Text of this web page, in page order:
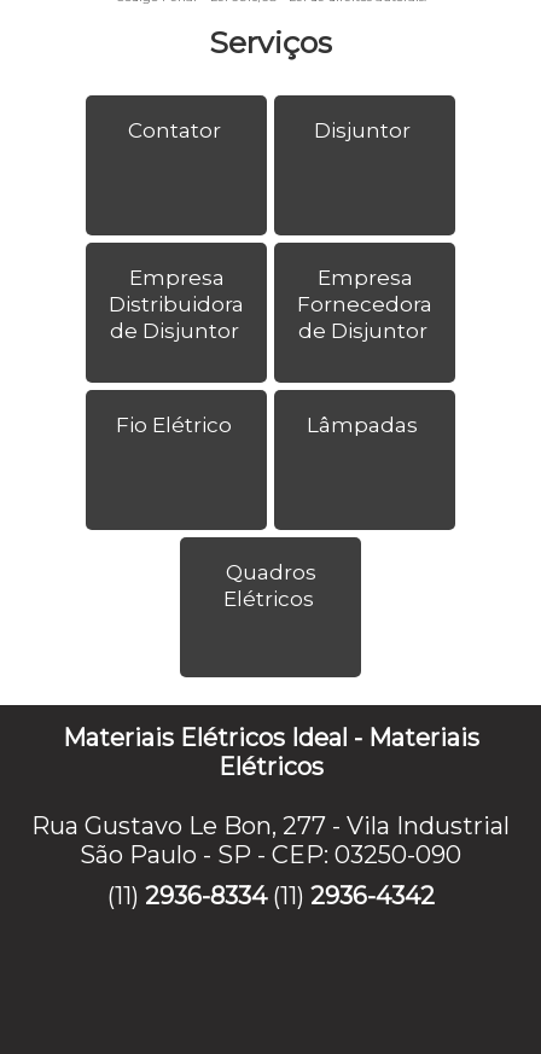
Serviços
Contator Disjuntor
Empresa
Distribuidora
de Disjuntor
Empresa
Fornecedora
de Disjuntor
Fio Elétrico Lâmpadas
Quadros
Elétricos
Materiais Elétricos Ideal - Materiais
Elétricos
Rua Gustavo Le Bon, 277 - Vila Industrial
São Paulo - SP - CEP: 03250-090
(11) 2936-8334 (11) 2936-4342